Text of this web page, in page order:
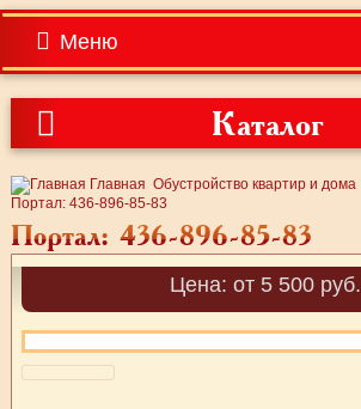
Меню
Каталог
Главная Обустройство квартир и дома
Портал: 436-896-85-83
Портал: 436-896-85-83
Цена: от 5 500 руб.